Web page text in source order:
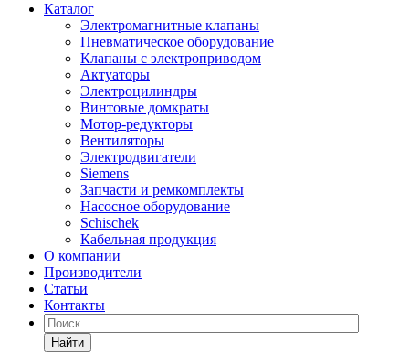
Каталог
Электромагнитные клапаны
Пневматическое оборудование
Клапаны с электроприводом
Актуаторы
Электроцилиндры
Винтовые домкраты
Мотор-редукторы
Вентиляторы
Электродвигатели
Siemens
Запчасти и ремкомплекты
Насосное оборудование
Schischek
Кабельная продукция
О компании
Производители
Статьи
Контакты
Найти